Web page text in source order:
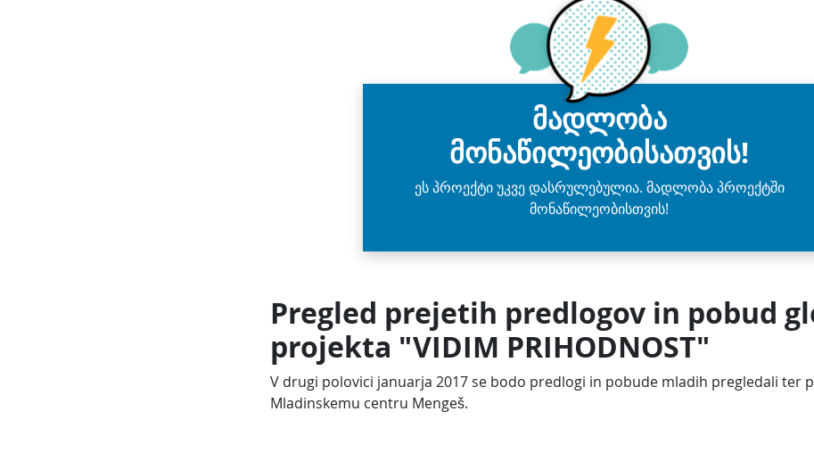
მადლობა
მონაწილეობისათვის!
ეს პროექტი უკვე დასრულებულია. მადლობა პროექტში
მონაწილეობისთვის!
Pregled prejetih predlogov in pobud
projekta "VIDIM PRIHODNOST"
V drugi polovici januarja 2017 se bodo predlogi in pobude mladih pregledali ter
Mladinskemu centru Mengeš.